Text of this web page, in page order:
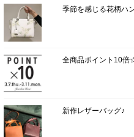
季節を感じる花柄ハ
全商品ポイント10倍
新作レザーバッグ♪